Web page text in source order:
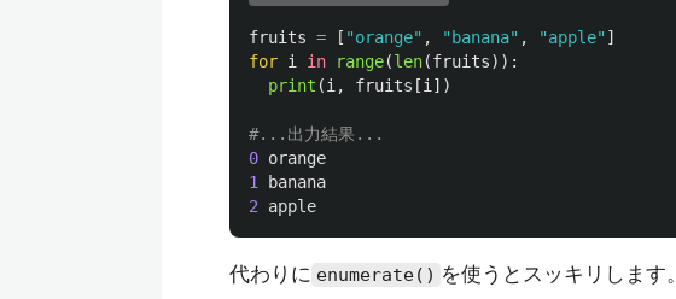
fruits = [ "orange" , " banana" , "apple" ]
for i in range(len(fruits)):
print (i , fruits [i ])
0 orange
1
banana
2
apple
代わりに enumerate() を使うとスッキリします。